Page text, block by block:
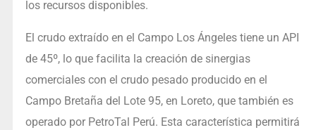
los recursos disponibles.
El crudo extraído en el Campo Los Ángeles tiene un API
de 45º, lo que facilita la creación de sinergias
comerciales con el crudo pesado producido en el
Campo Bretaña del Lote 95, en Loreto, que también es
operado por PetroTal Perú. Esta característica permitirá